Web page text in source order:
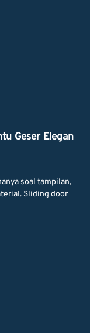
Geser Elegan
soal tampilan,
Sliding door